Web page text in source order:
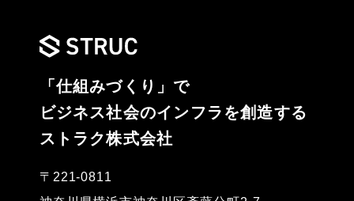
「仕組みづくり」で
ビジネス社会のインフラを創造する
ストラク株式会社
〒221-0811